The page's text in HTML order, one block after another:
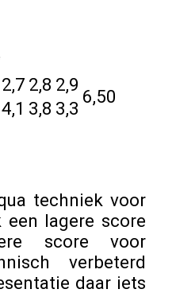
2,7 2,8 2,9
6,50
4,1 3,8 3,3
techniek voor
een lagere score
score voor
verbeterd
daar iets